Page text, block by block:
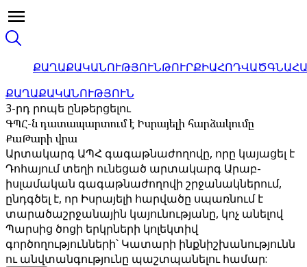
ՔԱՂԱՔԱԿԱՆՈՒԹՅՈՒՆԹՈՒՐՔԻԱՀՈԴՎԱԾ
ՔԱՂԱՔԱԿԱՆՈՒԹՅՈՒՆ
3-րդ րոպե ընթերցելու
ԳՊՀ-ն դատապարտում է Իսրայելի հարձակումը
ՔաԹարի վրա
Արտակարգ ԱՊՀ գագաթնաժողովը, որը կայացել է
Դոհայում տեղի ունեցած արտակարգ Արաբ-
իսլամական գագաթնաժողովի շրջանակներում,
ընդգծել է, որ Իսրայելի հարվածը սպառնում է
տարածաշրջանային կայունությանը, կոչ անելով
Պարսից ծոցի երկրների կոլեկտիվ
գործողությունների՝ Կատարի ինքնիշխանությունն
ու անվտանգությունը պաշտպանելու համար: